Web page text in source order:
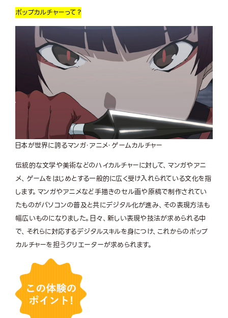
ポップカルチャーって？
日本が世界に誇るマンガ・アニメ・ゲームカルチャー
伝統的な文学や美術などのハイカルチャーに対して、マンガやアニ
メ、ゲームをはじめとする一般的に広く受け入れられている文化を指
します。マンガやアニメなど手描きのセル画や原稿で制作されてい
たものがパソコンの普及と共にデジタル化が進み、その表現方法も
幅広いものになりました。日々、新しい表現や技法が求められる中
で、それらに対応するデジタルスキルを身につけ、これからのポップ
カルチャーを担うクリエーターが求められます。